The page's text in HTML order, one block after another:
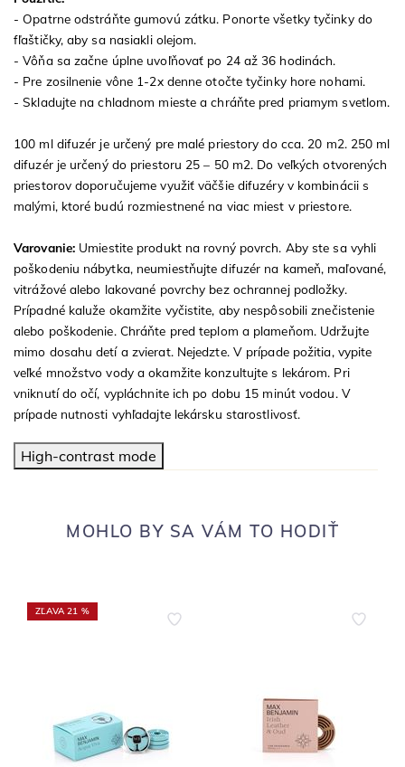
- Opatrne odstráňte gumovú zátku. Ponorte všetky tyčinky do
fľaštičky, aby sa nasiakli olejom.
- Vôňa sa začne úplne uvoľňovať po 24 až 36 hodinách.
- Pre zosilnenie vône 1-2x denne otočte tyčinky hore nohami.
- Skladujte na chladnom mieste a chráňte pred priamym svetlom.
100 ml difuzér je určený pre malé priestory do cca. 20 m2. 250 ml
difuzér je určený do priestoru 25 – 50 m2. Do veľkých otvorených
priestorov doporučujeme využiť väčšie difuzéry v kombinácii s
malými, ktoré budú rozmiestnené na viac miest v priestore.
Varovanie: Umiestite produkt na rovný povrch. Aby ste sa vyhli
poškodeniu nábytka, neumiestňujte difuzér na kameň, maľované,
vitrážové alebo lakované povrchy bez ochrannej podložky.
Prípadné kaluže okamžite vyčistite, aby nespôsobili znečistenie
alebo poškodenie. Chráňte pred teplom a plameňom. Udržujte
mimo dosahu detí a zvierat. Nejedzte. V prípade požitia, vypite
veľké množstvo vody a okamžite konzultujte s lekárom. Pri
vniknutí do očí, vypláchnite ich po dobu 15 minút vodou. V
prípade nutnosti vyhľadajte lekársku starostlivosť.
High-contrast mode
MOHLO BY SA VÁM TO HODIŤ
ZĽAVA 21 %